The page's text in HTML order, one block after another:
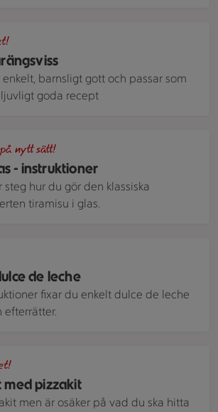
barnsligt gott och passar som
goda recept
- instruktioner
nytt sätt!
steg hur du gör den klassiska
tiramisu i glas.
de leche
fixar du enkelt dulce de leche
efterrätter.
med pizzakit
men är osäker på vad du ska hitta